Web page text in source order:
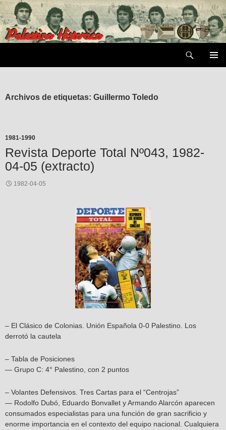
Saltar
al
contenido
Archivos de etiquetas: Guillermo Toledo
1981-1990
Revista Deporte Total Nº043, 1982-
04-05 (extracto)
1982-04-05
– El Clásico de Colonias. Unión Española 0-0 Palestino. Los
derrotó la cautela
– Tabla de Posiciones
— Grupo C: 4° Palestino, con 2 puntos
– Volantes Defensivos. Tres Cartas para el “Centrojas”
— Rodolfo Dubó, Eduardo Bonvallet y Armando Alarcón aparecen
consumados especialistas para una función de gran sacrificio y
enorme importancia en el contexto del equipo nacional. Cualquiera